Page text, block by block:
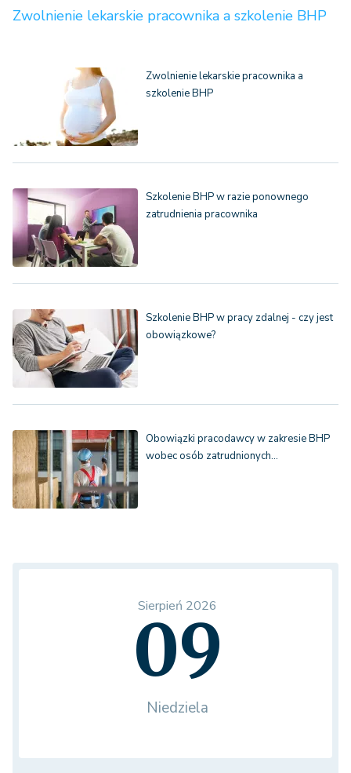
Zwolnienie lekarskie pracownika a szkolenie BHP
Zwolnienie lekarskie pracownika a
szkolenie BHP
Szkolenie BHP w razie ponownego
zatrudnienia pracownika
Szkolenie BHP w pracy zdalnej - czy jest
obowiązkowe?
Obowiązki pracodawcy w zakresie BHP
wobec osób zatrudnionych…
Sierpień 2026
09
Niedziela